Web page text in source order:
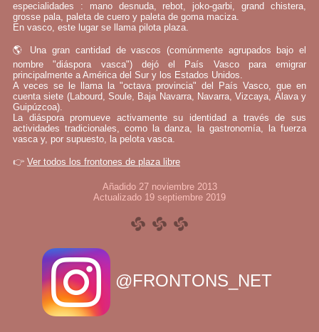
especialidades : mano desnuda, rebot, joko-garbi, grand chistera,
grosse pala, paleta de cuero y paleta de goma maciza.
En vasco, este lugar se llama pilota plaza.
🌎 Una gran cantidad de vascos (comúnmente agrupados bajo el
nombre "diáspora vasca") dejó el País Vasco para emigrar
principalmente a América del Sur y los Estados Unidos.
A veces se le llama la "octava provincia" del País Vasco, que en
cuenta siete (Labourd, Soule, Baja Navarra, Navarra, Vizcaya, Álava y
Guipúzcoa).
La diáspora promueve activamente su identidad a través de sus
actividades tradicionales, como la danza, la gastronomía, la fuerza
vasca y, por supuesto, la pelota vasca.
👉 Ver todos los frontones de plaza libre
Añadido 27 noviembre 2013
Actualizado 19 septiembre 2019
@FRONTONS_NET